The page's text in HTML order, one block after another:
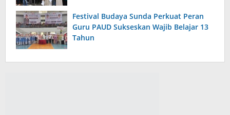
Festival Budaya Sunda Perkuat Peran
Guru PAUD Sukseskan Wajib Belajar 13
Tahun